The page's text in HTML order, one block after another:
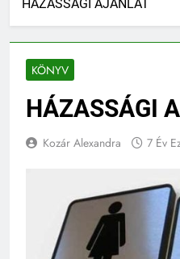
KÖNYV
HÁZASSÁGI